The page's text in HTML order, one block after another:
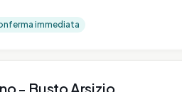
immediata
- Busto Arsizio